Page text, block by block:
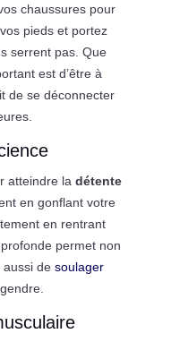
chaussures pour
pieds et portez
serrent pas. Que
est d’être à
de se déconnecter
atteindre la détente
en gonflant votre
en rentrant
permet non
aussi de soulager